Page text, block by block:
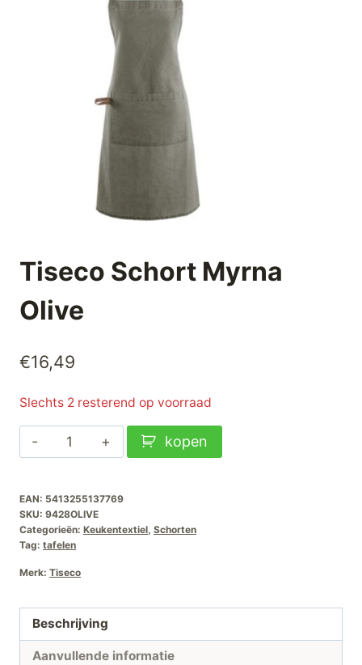
Tiseco Schort Myrna
Olive
€16,49
Slechts 2 resterend op voorraad
Tiseco
Schort
Olive
aantal
kopen
EAN: 5413255137769
SKU: 9428OLIVE
Categorieën: Keukentextiel, Schorten
Tag: tafelen
Merk: Tiseco
Beschrijving
Aanvullende informatie